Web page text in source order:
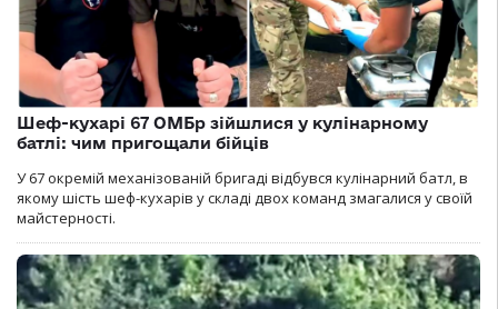
Шеф-кухарі 67 ОМБр зійшлися у кулінарному
батлі: чим пригощали бійців
У 67 окремій механізованій бригаді відбувся кулінарний батл, в
якому шість шеф-кухарів у складі двох команд змагалися у своїй
майстерності.